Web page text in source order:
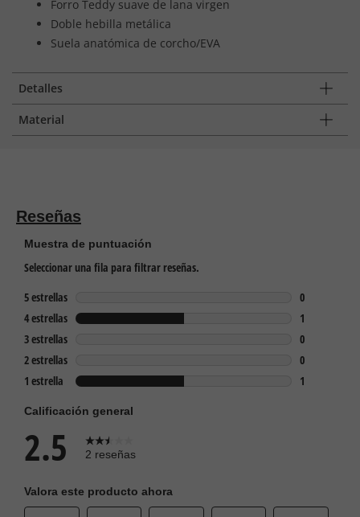
Forro Teddy suave de lana virgen
Doble hebilla metálica
Suela anatómica de corcho/EVA
Detalles
Material